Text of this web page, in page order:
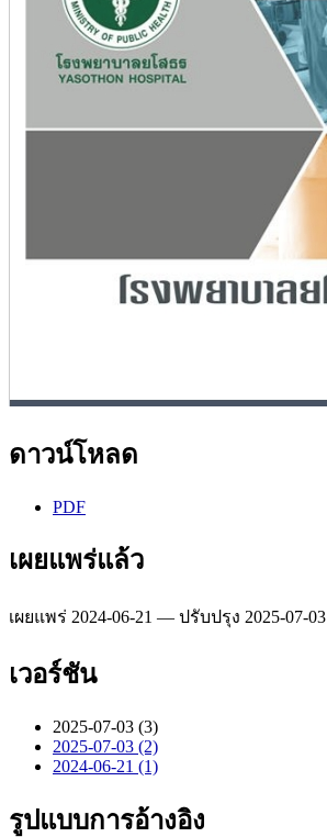
ดาวน์โหลด
PDF
เผยแพร่แล้ว
เผยแพร่ 2024-06-21 — ปรับปรุง 2025-07-03
เวอร์ชัน
2025-07-03 (3)
2025-07-03 (2)
2024-06-21 (1)
รูปแบบการอ้างอิง